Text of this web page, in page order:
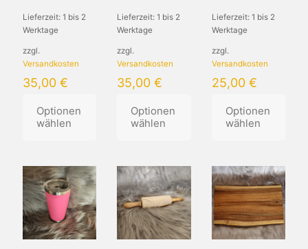
gewählt
werden
gewählt
werden
Lieferzeit: 1 bis 2
Werktage
zzgl.
Versandkosten
35,00 €
Optionen
wählen
Produkt
weist
mehrere
Varianten
auf.
Die
Optionen
Lieferzeit:1 bis 2
Werktage
zzgl.
Versandkosten
35,00€
Optionen
wählen
Produkt
weist
mehrere
Varianten
auf.
Die
Optionen
Lieferzeit: 1 bis 2
Werktage
zzgl.
Versandkosten
25,00 €
Optionen
wählen
Produkt
weist
mehrere
Varianten
auf.
Die
Optionen